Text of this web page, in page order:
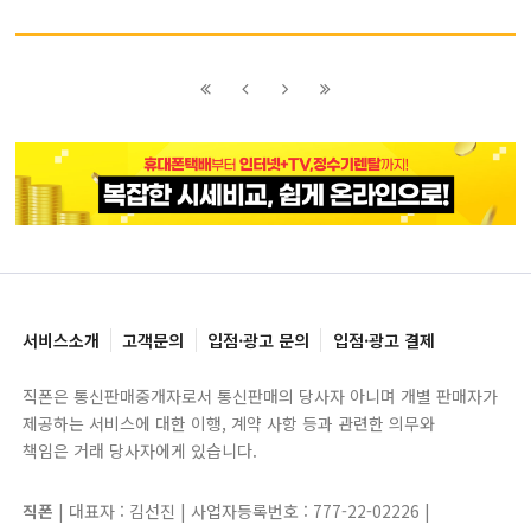
블록으로페이지로페이지로블록으로
서비스소개 고객문의 입점·광고 문의 입점·광고 결제
직폰은 통신판매중개자로서 통신판매의 당사자 아니며 개별 판매자가
제공하는 서비스에 대한 이행, 계약 사항 등과 관련한 의무와
책임은 거래 당사자에게 있습니다.
직폰 | 대표자 : 김선진 | 사업자등록번호 : 777-22-02226 |